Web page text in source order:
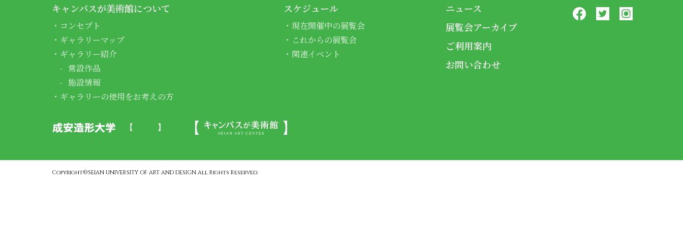
キャンパスが美術館について
コンセプト
ギャラリーマップ
ギャラリー紹介
常設作品
施設情報
ギャラリーの使用をお考えの方
スケジュール
現在開催中の展覧会
これからの展覧会
関連イベント
ニュース
展覧会アーカイブ
ご利用案内
お問い合わせ
Copyright©SEIAN UNIVERSITY OF ART AND DESIGN All Rights Reserved.